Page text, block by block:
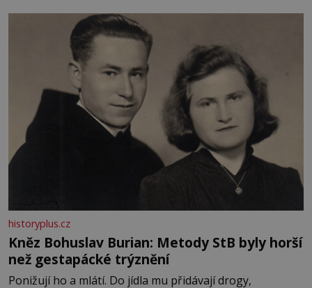
měkkost a bezpečí, proto by pokoj miminka měl působit
především klidně a útulně. Předškolní věk je
historyplus.cz
Kněz Bohuslav Burian: Metody StB byly horší
než gestapácké trýznění
Ponižují ho a mlátí. Do jídla mu přidávají drogy,